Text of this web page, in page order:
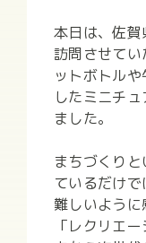
本日は、佐賀
訪問させて
ットボトル
したミニチ
ました。
まちづくり
ているだけ
難しいように
「レクリエ